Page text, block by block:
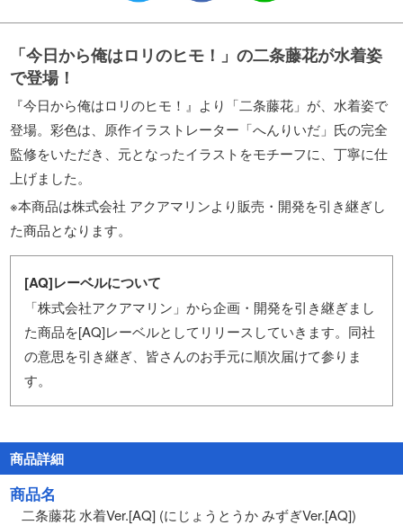
「今日から俺はロリのヒモ！」の二条藤花が水着姿
で登場！
『今日から俺はロリのヒモ！』より「二条藤花」が、水着姿で
登場。彩色は、原作イラストレーター「へんりいだ」氏の完全
監修をいただき、元となったイラストをモチーフに、丁寧に仕
上げました。
※本商品は株式会社 アクアマリンより販売・開発を引き継ぎし
た商品となります。
[AQ]レーベルについて
「株式会社アクアマリン」から企画・開発を引き継ぎまし
た商品を[AQ]レーベルとしてリリースしていきます。同社
の意思を引き継ぎ、皆さんのお手元に順次届けて参りま
す。
商品詳細
商品名
二条藤花 水着Ver.[AQ] (にじょうとうか みずぎVer.[AQ])